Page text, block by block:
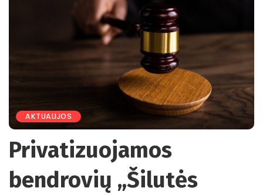
AKTUALIJOS
Privatizuojamos
bendrovių „Šilutės